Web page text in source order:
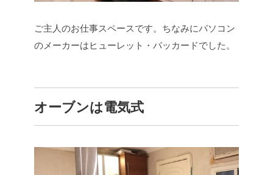
ご主人のお仕事スペースです。ちなみにパソコン
のメーカーはヒューレット・パッカードでした。
オーブンは電気式